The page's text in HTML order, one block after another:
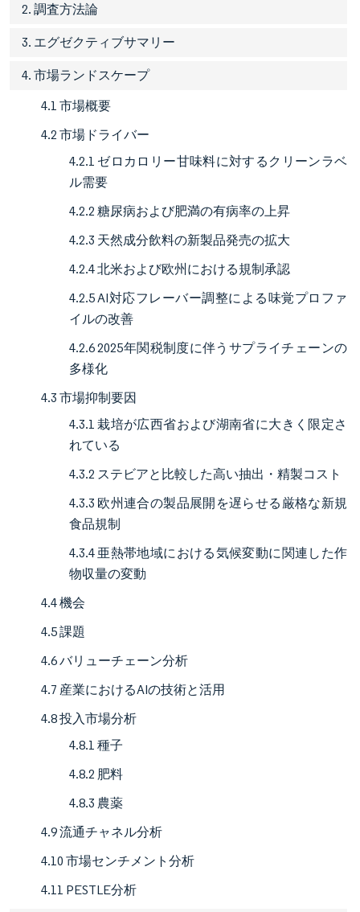
2. 調査方法論
3. エグゼクティブサマリー
4. 市場ランドスケープ
4.1 市場概要
4.2 市場ドライバー
4.2.1 ゼロカロリー甘味料に対するクリーンラベ
ル需要
4.2.2 糖尿病および肥満の有病率の上昇
4.2.3 天然成分飲料の新製品発売の拡大
4.2.4 北米および欧州における規制承認
4.2.5 AI対応フレーバー調整による味覚プロファ
イルの改善
4.2.6 2025年関税制度に伴うサプライチェーンの
多様化
4.3 市場抑制要因
4.3.1 栽培が広西省および湖南省に大きく限定さ
れている
4.3.2 ステビアと比較した高い抽出・精製コスト
4.3.3 欧州連合の製品展開を遅らせる厳格な新規
食品規制
4.3.4 亜熱帯地域における気候変動に関連した作
物収量の変動
4.4 機会
4.5 課題
4.6 バリューチェーン分析
4.7 産業におけるAIの技術と活用
4.8 投入市場分析
4.8.1 種子
4.8.2 肥料
4.8.3 農薬
4.9 流通チャネル分析
4.10 市場センチメント分析
4.11 PESTLE分析